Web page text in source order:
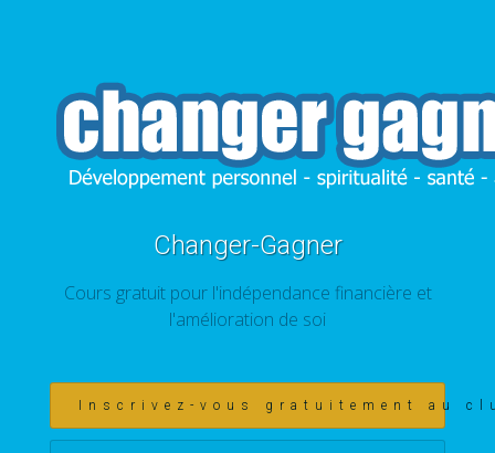
Changer-Gagner
Cours gratuit pour l'indépendance financière et
l'amélioration de soi
Inscrivez-vous gratuitement au